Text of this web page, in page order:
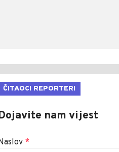
ČITAOCI REPORTERI
nam vijest
*